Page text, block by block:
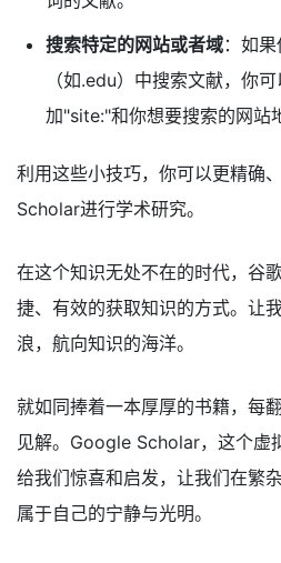
搜索特定的网站或者域：如
（如.edu）中搜索文献，你
加"site:"和你想要搜索的网站
利用这些小技巧，你可以更精确
Scholar进行学术研究。
在这个知识无处不在的时代，谷
捷、有效的获取知识的方式。让
浪，航向知识的海洋。
就如同捧着一本厚厚的书籍，每
见解。Google Scholar，这个虚
给我们惊喜和启发，让我们在繁
属于自己的宁静与光明。